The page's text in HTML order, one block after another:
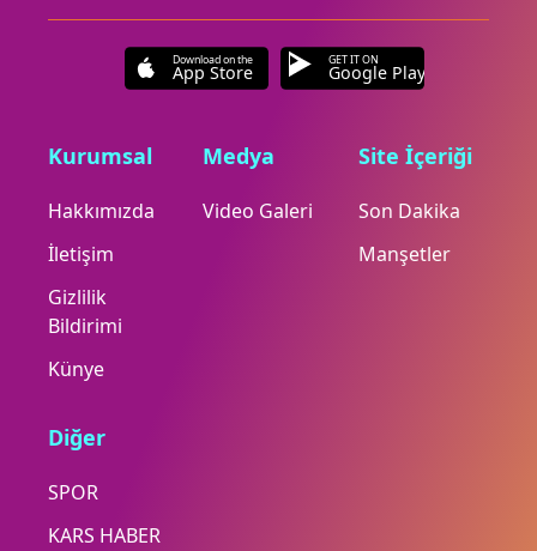
Download on the
App Store
GET IT ON
Google Play
Kurumsal
Hakkımızda
İletişim
Gizlilik
Bildirimi
Künye
Medya
Video Galeri
Site İçeriği
Son Dakika
Manşetler
Diğer
SPOR
KARS HABER